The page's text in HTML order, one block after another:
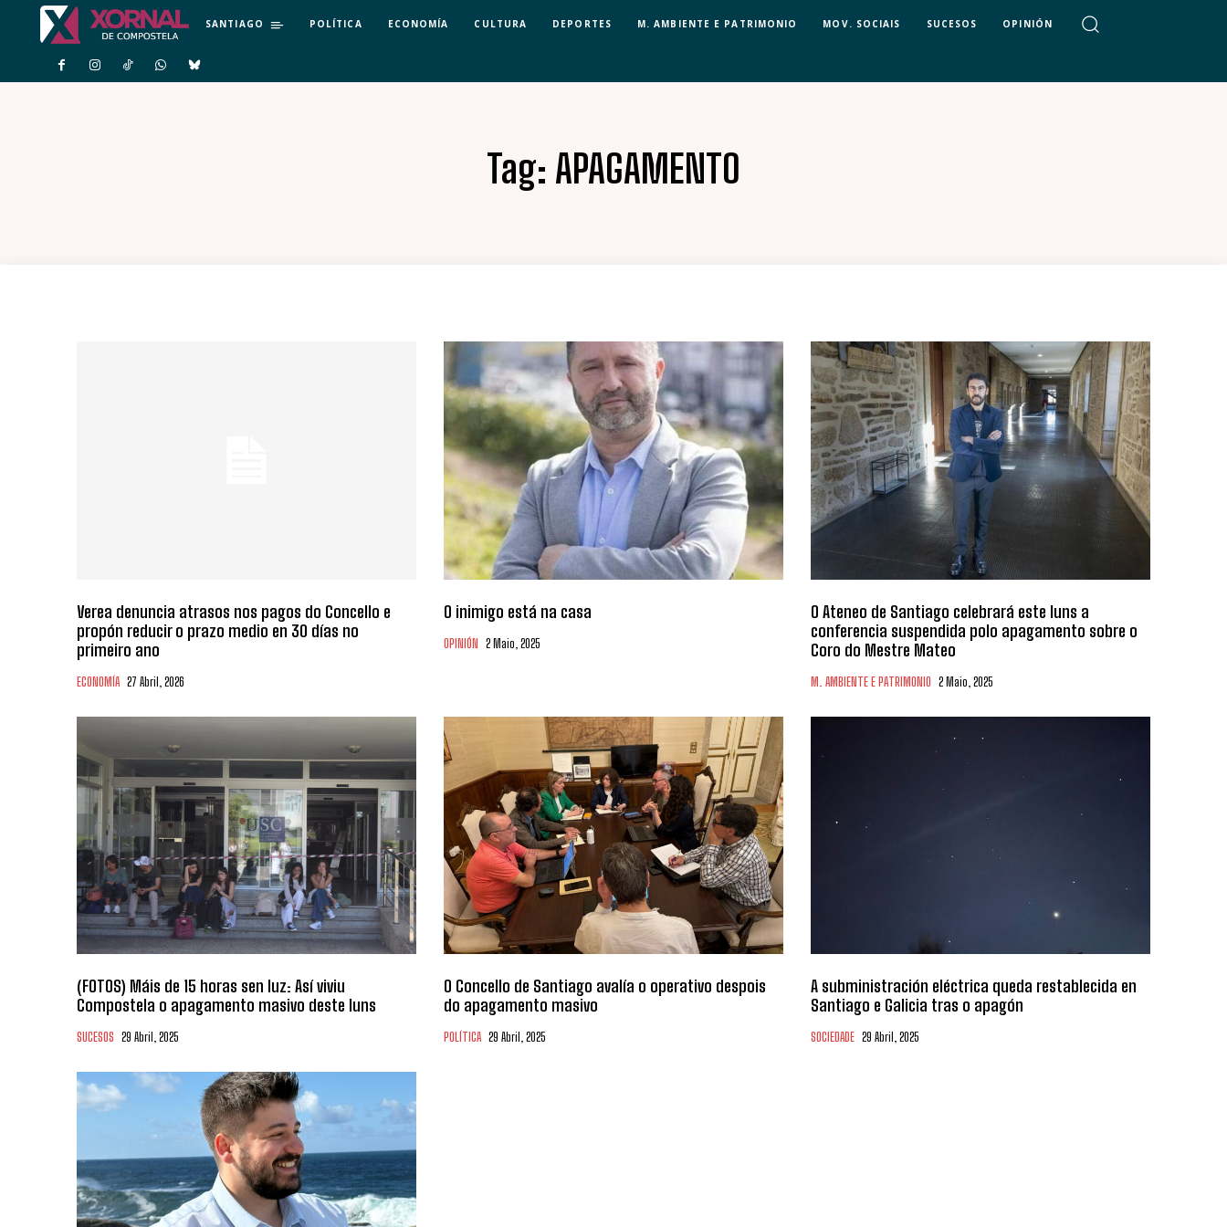
SANTIAGO POLÍTICA ECONOMÍA CULTURA DEPORTES M. AMBIENTE E PATRIMONIO MOV. SOCIAIS SUCESOS OPINIÓN
Tag: APAGAMENTO
Verea denuncia atrasos nos pagos do Concello e
propón reducir o prazo medio en 30 días no
primeiro ano
ECONOMÍA 27 Abril, 2026
O inimigo está na casa
OPINIÓN 2 Maio, 2025
O Ateneo de Santiago celebrará este luns a
conferencia suspendida polo apagamento sobre o
Coro do Mestre Mateo
M. AMBIENTE E PATRIMONIO 2 Maio, 2025
(FOTOS) Máis de 15 horas sen luz: Así viviu
Compostela o apagamento masivo deste luns
SUCESOS 29 Abril, 2025
O Concello de Santiago avalía o operativo despois
do apagamento masivo
POLÍTICA 29 Abril, 2025
A subministración eléctrica queda restablecida en
Santiago e Galicia tras o apagón
SOCIEDADE 29 Abril, 2025